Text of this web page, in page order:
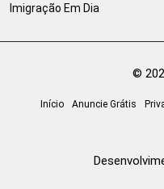
Imigração Em Dia
©
Início Anuncie Grátis